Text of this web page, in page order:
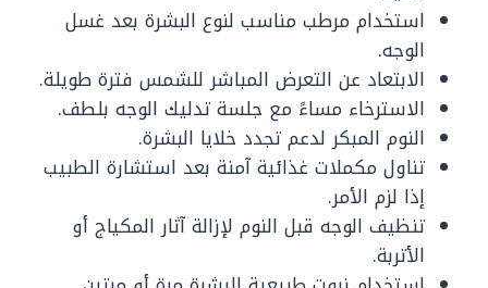
استخدام مرطب مناسب لنوع البشرة بعد غسل
الوجه.
الابتعاد عن التعرض المباشر للشمس فترة طويلة.
الاسترخاء مساءً مع جلسة تدليك الوجه بلطف.
النوم المبكر لدعم تجدد خلايا البشرة.
تناول مكملات غذائية آمنة بعد استشارة الطبيب
إذا لزم الأمر.
تنظيف الوجه قبل النوم لإزالة آثار المكياج أو
الأتربة.